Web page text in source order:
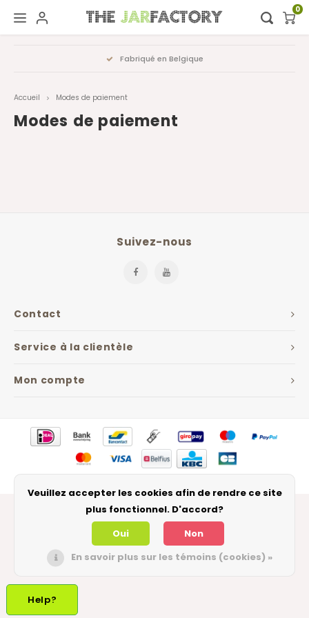
Hoofdmenu / digital showroom
Decoration
Hoofdmenu
Nederlands
0
Fabriqué en Belgique
Accueil Modes de paiement
Modes de paiement
Contact
Suivez-nous
Service à la clientèle
Mon compte
Help?
Veuillez accepter les cookies afin de rendre ce site
plus fonctionnel. D'accord?
Oui
Non
En savoir plus sur les témoins (cookies) »